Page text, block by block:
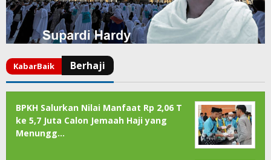
BPKH Salurkan Nilai Manfaat Rp 2,06 T
ke 5,7 Juta Calon Jemaah Haji yang
Menungg…